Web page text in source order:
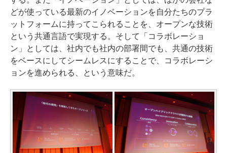
どが使っている最新のイノベーションを自分たちのプラ
ットフォームに持ってこられることを、オープンな技術
という共通言語で実現する。そして「コラボレーショ
ン」としては、社内でも社内の部署間でも、共通の技術
をベースにしてシームレスにすることで、コラボレーシ
ョンを進められる、という意味だ。